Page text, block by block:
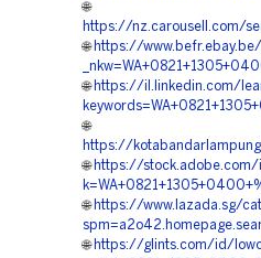
🌐
https://nz.carousell.com/
🌐 https://
🌐 https://il.linkedin.com/
🌐
https://
🌐 https://
🌐 https://www.lazada.sg/
🌐 https://glints.com/id/